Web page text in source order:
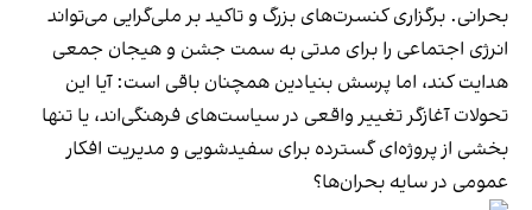
بحرانی. برگزاری کنسرت‌های بزرگ و تاکید بر ملی‌گرایی می‌تواند
انرژی اجتماعی را برای مدتی به سمت جشن و هیجان جمعی
هدایت کند، اما پرسش بنیادین همچنان باقی است: آیا این
تحولات آغازگر تغییر واقعی در سیاست‌های فرهنگی‌اند، یا تنها
بخشی از پروژه‌ای گسترده برای سفیدشویی و مدیریت افکار
عمومی در سایه بحران‌ها؟